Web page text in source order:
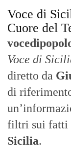
Voce di
Cuore del
Voce di
diretto da
di
filtri sui fatti
Sicilia.